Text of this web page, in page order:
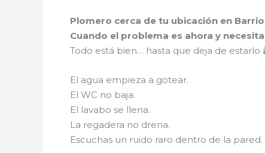
Plomero cerca de tu ubicación en Barrio
Cuando el problema es ahora y
Todo está bien… hasta que deja de estarlo
El agua empieza a gotear.
El WC no baja.
El lavabo se llena.
La regadera no drena.
Escuchas un ruido raro dentro de la pared.